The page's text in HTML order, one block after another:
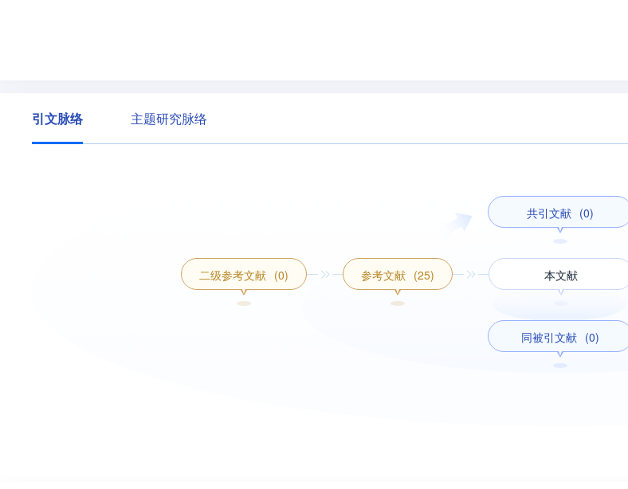
引文脉络 主题研究脉络
二级参考文献 (0) 参考文献 (25)
共引文献 (0)
本文献
同被引文献 (0)